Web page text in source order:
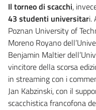
Il torneo di scacchi,
43 studenti universitari.
Poznan University of
Moreno Royano
Benjamin Maltier
vincitore della scorsa
in streaming con i
Jan Kabzinski, con il
scacchistica francofona